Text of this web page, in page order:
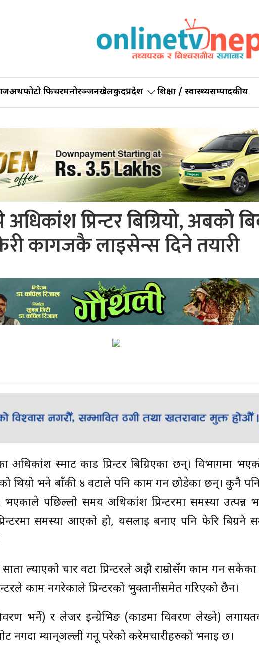
अर्थफोटो फिचरमनोरञ्जनखेलकुदप्रदेश शिक्षा / स्वास्थ्यसम्पादकीय
अधिकांश प्रिन्टर बिग्रियो, अबको
कागजकै लाइसेन्स दिने तयारी
अधिकांश स्मार्ट कार्ड प्रिन्टर बिग्रिएका छन्। विभागमा
थियो भने बाँकी ४ वटाले पनि काम गर्न छोडेका छन्। कुनै
भएकाले पछिल्लो समय अधिकांश प्रिन्टरमा समस्या उत्पन्न
समस्या आएको हो, यसलाई बनाए पनि फेरि बिग्रने
ल्याएको चार वटा प्रिन्टरले अझै राम्रोसँग काम गर्न
काम नगरेकाले प्रिन्टरको भुक्तानीसमेत गरिएको छैन।
भर्ने) र लेजर इन्ग्रेभिङ (कार्डमा विवरण लेख्ने)
नगर्दा म्यान्अल्ली गर्नू परेकाे करेमचारीहरुकाे भनाइ छ।